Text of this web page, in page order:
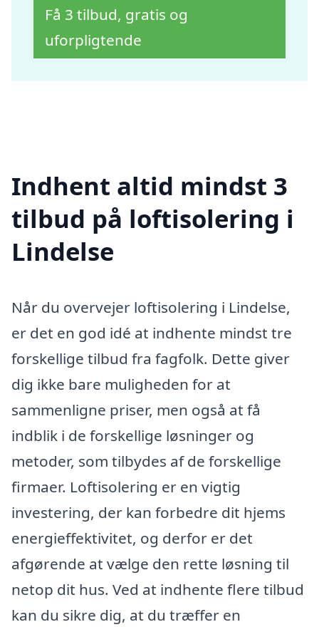
Få 3 tilbud, gratis og
uforpligtende
Indhent altid mindst 3
tilbud på loftisolering i
Lindelse
Når du overvejer loftisolering i Lindelse,
er det en god idé at indhente mindst tre
forskellige tilbud fra fagfolk. Dette giver
dig ikke bare muligheden for at
sammenligne priser, men også at få
indblik i de forskellige løsninger og
metoder, som tilbydes af de forskellige
firmaer. Loftisolering er en vigtig
investering, der kan forbedre dit hjems
energieffektivitet, og derfor er det
afgørende at vælge den rette løsning til
netop dit hus. Ved at indhente flere tilbud
kan du sikre dig, at du træffer en